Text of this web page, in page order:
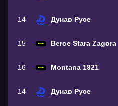
14 Дунав Русе
15 Beroe Stara Zagora
16 Montana 1921
14 Дунав Русе